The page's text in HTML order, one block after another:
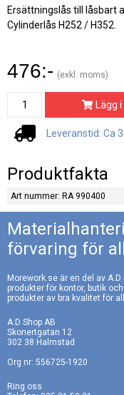
Ersättningslås till låsbart
Cylinderlås H252 / H352.
476:- (exkl. moms)
Lägg
Leveranstid: Ca
Produktfakta
Art nummer: RA 990400
förvaring för
Morework.se är en del av
produkter för kontor, butik
produkter av bra kvalitet för
A.D Shop AB
Skonertgatan 12
302 38 Halmstad
Org nr: 556725-1920
Ring oss